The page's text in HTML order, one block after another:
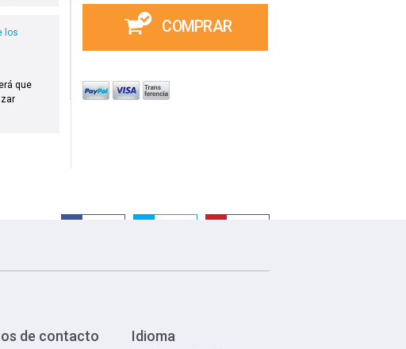
los
que
COMPRAR
de contacto Idioma